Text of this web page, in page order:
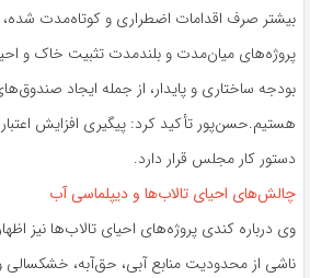
بیشتر صرف اقدامات اضطراری و کوتاه‌مدت شده،
پروژه‌های میان‌مدت و بلندمدت تثبیت خاک و
بودجه ساختاری و پایدار، از جمله ایجاد
هستیم.حسن‌پور تأکید کرد: پیگیری افزایش
دستور کار مجلس قرار دارد.
چالش‌های احیای تالاب‌ها و دیپلماسی آب
وی درباره کندی پروژه‌های احیای تالاب‌ها نیز
ناشی از محدودیت منابع آبی، حق‌آبه،